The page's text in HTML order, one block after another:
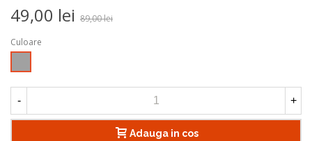
49,00 lei 89,00 lei
Culoare
- +
Adauga in cos